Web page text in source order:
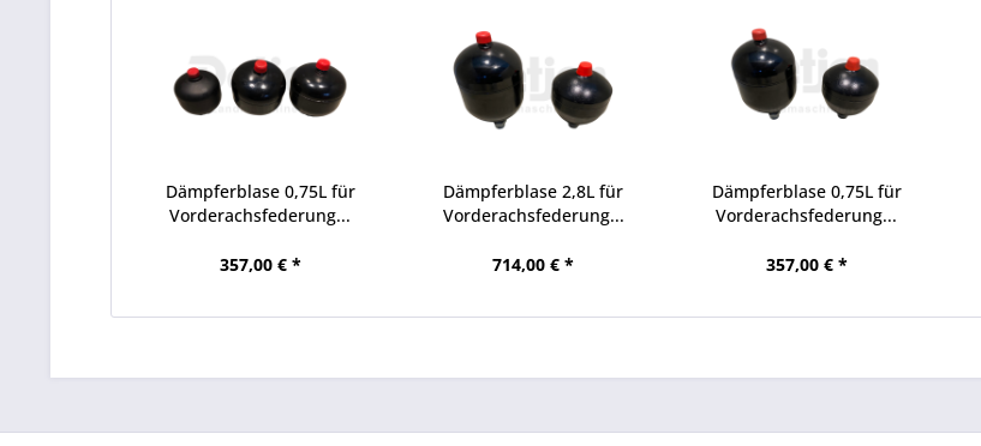
Dämpferblase 0,75L für
Vorderachsfederung...
357,00 € *
Dämpferblase 2,8L für
Vorderachsfederung...
714,00 € *
Dämpferblase 0,75L für
Vorderachsfederung...
357,00 € *